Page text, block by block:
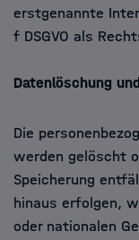
erstgenannte
f DSGVO als
Datenlöschung
Die
werden gelöscht
Speicherung
hinaus erfolgen,
oder nationalen